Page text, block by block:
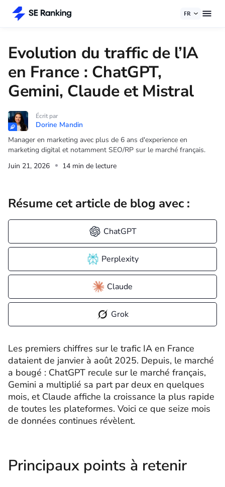
FR
Evolution du traffic de l’IA
en France : ChatGPT,
Gemini, Claude et Mistral
Écrit par
Dorine Mandin
Manager en marketing avec plus de 6 ans d'experience en
marketing digital et notamment SEO/RP sur le marché français.
Juin 21, 2026
14 min de lecture
Résume cet article de blog avec :
ChatGPT
Perplexity
Claude
Grok
Les premiers chiffres sur le trafic IA en France
dataient de janvier à août 2025. Depuis, le marché
a bougé : ChatGPT recule sur le marché français,
Gemini a multiplié sa part par deux en quelques
mois, et Claude affiche la croissance la plus rapide
de toutes les plateformes. Voici ce que seize mois
de données continues révèlent.
Principaux points à retenir